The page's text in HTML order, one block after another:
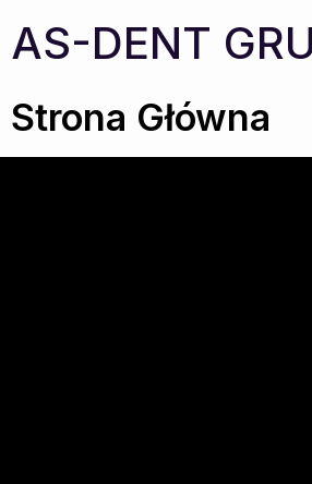
AS-DENT
Strona Główna